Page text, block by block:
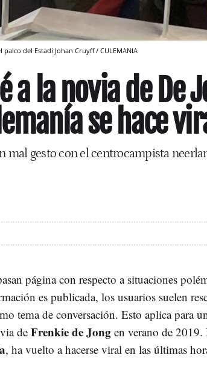
del Estadi Johan Cruyff / CULEMANIA
a la novia de De
se hace
mal gesto con el centrocampista
página con respecto a situaciones
es publicada, los usuarios suelen
tema de conversación. Esto aplica para
deFrenkie de Jong en verano de
, ha vuelto a hacerse viral en las últimas